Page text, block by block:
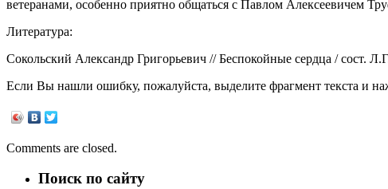
ветеранами, особенно приятно общаться с Павлом Алексеевичем
Литература:
Сокольский Александр Григорьевич // Беспокойные сердца / сост.
Если Вы нашли ошибку, пожалуйста, выделите фрагмент текста и
Comments are closed.
Поиск по сайту